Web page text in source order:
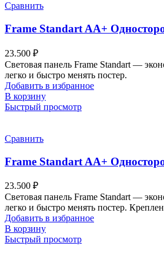
Сравнить
Frame Standart AА+
23.500 ₽
Световая панель Frame Standart —
легко и быстро менять постер.
Добавить в избранное
В корзину
Быстрый просмотр
Сравнить
Frame Standart AА+
23.500 ₽
Световая панель Frame Standart —
легко и быстро менять постер.
Добавить в избранное
В корзину
Быстрый просмотр